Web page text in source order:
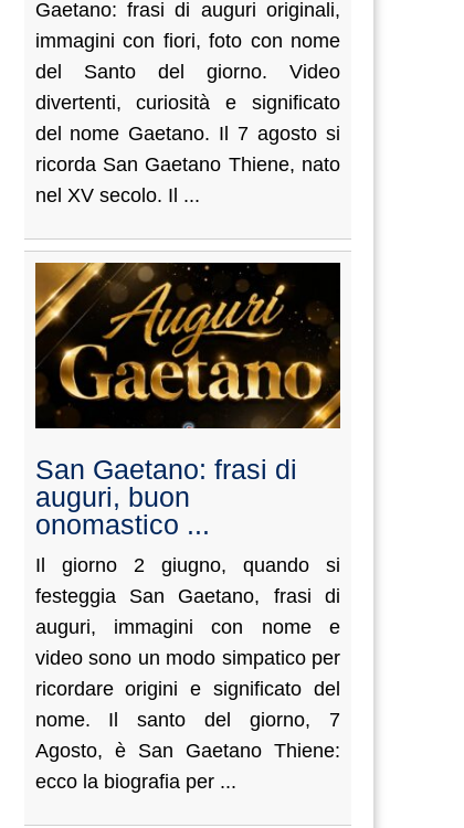
Gaetano: frasi di auguri originali,
immagini con fiori, foto con nome
del Santo del giorno. Video
divertenti, curiosità e significato
del nome Gaetano. Il 7 agosto si
ricorda San Gaetano Thiene, nato
nel XV secolo. Il ...
San Gaetano: frasi di
auguri, buon
onomastico ...
Il giorno 2 giugno, quando si
festeggia San Gaetano, frasi di
auguri, immagini con nome e
video sono un modo simpatico per
ricordare origini e significato del
nome. Il santo del giorno, 7
Agosto, è San Gaetano Thiene:
ecco la biografia per ...